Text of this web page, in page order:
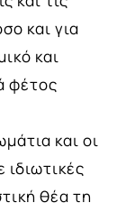
και για
και
φέτος
και οι
θέα τη